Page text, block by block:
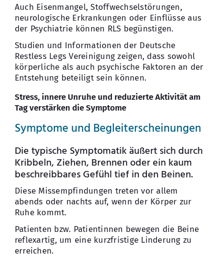
Auch Eisenmangel, Stoffwechselstörungen,
neurologische Erkrankungen oder Einflüsse aus
der Psychiatrie können RLS begünstigen.
Studien und Informationen der Deutsche
Restless Legs Vereinigung zeigen, dass sowohl
körperliche als auch psychische Faktoren an der
Entstehung beteiligt sein können.
Stress, innere Unruhe und reduzierte Aktivität am
Tag verstärken die Symptome
Symptome und Begleiterscheinungen
Die typische Symptomatik äußert sich durch
Kribbeln, Ziehen, Brennen oder ein kaum
beschreibbares Gefühl tief in den Beinen.
Diese Missempfindungen treten vor allem
abends oder nachts auf, wenn der Körper zur
Ruhe kommt.
Patienten bzw. Patientinnen bewegen die Beine
reflexartig, um eine kurzfristige Linderung zu
erreichen.